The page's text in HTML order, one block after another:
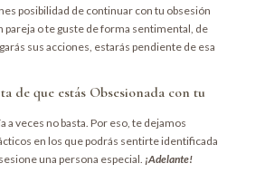
posibilidad de continuar con tu obsesión
pareja o te guste de forma sentimental, de
sus acciones, estarás pendiente de esa
de que estás Obsesionada con tu
a veces no basta. Por eso, te dejamos
en los que podrás sentirte identificada
una persona especial. ¡Adelante!